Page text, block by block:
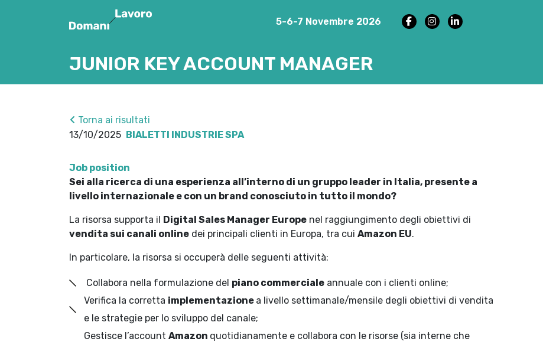
5-6-7 Novembre 2026
JUNIOR KEY ACCOUNT MANAGER
Torna ai risultati
13/10/2025 BIALETTI INDUSTRIE SPA
Job position
Sei alla ricerca di una esperienza all’interno di un gruppo leader in Italia, presente a
livello internazionale e con un brand conosciuto in tutto il mondo?
La risorsa supporta il Digital Sales Manager Europe nel raggiungimento degli obiettivi di
vendita sui canali online dei principali clienti in Europa, tra cui Amazon EU.
In particolare, la risorsa si occuperà delle seguenti attività:
Collabora nella formulazione del piano commerciale annuale con i clienti online;
Verifica la corretta implementazione a livello settimanale/mensile degli obiettivi di vendita
e le strategie per lo sviluppo del canale;
Gestisce l’account Amazon quotidianamente e collabora con le risorse (sia interne che